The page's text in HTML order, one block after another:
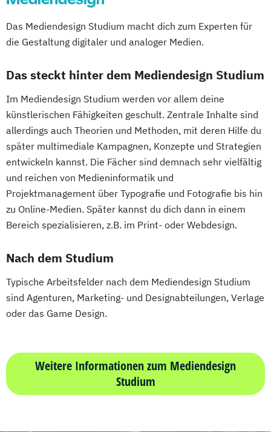
Das Mediendesign Studium macht dich zum Experten für
die Gestaltung digitaler und analoger Medien.
Das steckt hinter dem Mediendesign Studium
Im Mediendesign Studium werden vor allem deine
künstlerischen Fähigkeiten geschult. Zentrale Inhalte sind
allerdings auch Theorien und Methoden, mit deren Hilfe du
später multimediale Kampagnen, Konzepte und Strategien
entwickeln kannst. Die Fächer sind demnach sehr vielfältig
und reichen von Medieninformatik und
Projektmanagement über Typografie und Fotografie bis hin
zu Online-Medien. Später kannst du dich dann in einem
Bereich spezialisieren, z.B. im Print- oder Webdesign.
Nach dem Studium
Typische Arbeitsfelder nach dem Mediendesign Studium
sind Agenturen, Marketing- und Designabteilungen, Verlage
oder das Game Design.
Weitere Informationen zum Mediendesign
Studium